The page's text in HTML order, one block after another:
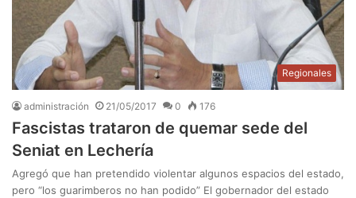
Regionales
administración 21/05/2017 0 176
Fascistas trataron de quemar sede del
Seniat en Lechería
Agregó que han pretendido violentar algunos espacios del estado,
pero “los guarimberos no han podido” El gobernador del estado